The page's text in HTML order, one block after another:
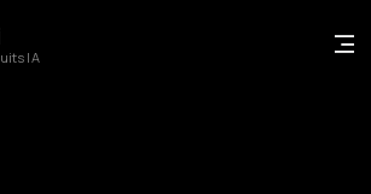
IA